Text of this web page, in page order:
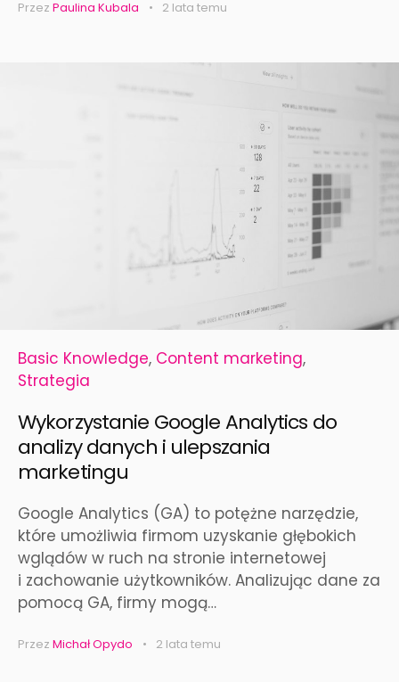
Przez Paulina Kubala 2 lata temu
Basic Knowledge, Content marketing,
Strategia
Wykorzystanie Google Analytics do
analizy danych i ulepszania
marketingu
Google Analytics (GA) to potężne narzędzie,
które umożliwia firmom uzyskanie głębokich
wglądów w ruch na stronie internetowej
i zachowanie użytkowników. Analizując dane za
pomocą GA, firmy mogą…
Przez Michał Opydo 2 lata temu